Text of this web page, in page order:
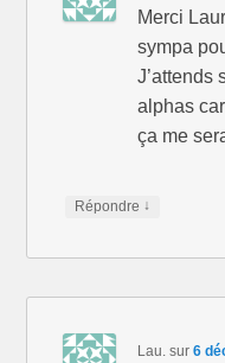
Merci
sympa
J’attends
alphas
ça me
Répondre ↓
Lau. sur6